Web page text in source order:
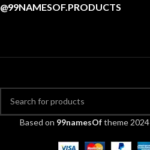
@99NAMESOF.PRODUCTS
Based on 99namesOftheme2024